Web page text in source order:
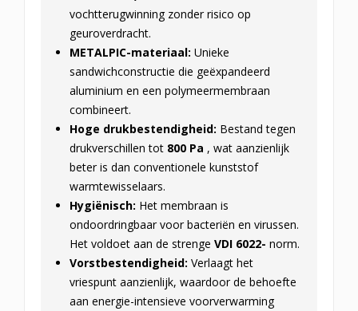
vochtterugwinning zonder risico op
geuroverdracht.
METALPIC-materiaal: Unieke
sandwichconstructie die geëxpandeerd
aluminium en een polymeermembraan
combineert.
Hoge drukbestendigheid: Bestand tegen
drukverschillen tot 800 Pa , wat aanzienlijk
beter is dan conventionele kunststof
warmtewisselaars.
Hygiënisch: Het membraan is
ondoordringbaar voor bacteriën en virussen.
Het voldoet aan de strenge VDI 6022- norm.
Vorstbestendigheid: Verlaagt het
vriespunt aanzienlijk, waardoor de behoefte
aan energie-intensieve voorverwarming